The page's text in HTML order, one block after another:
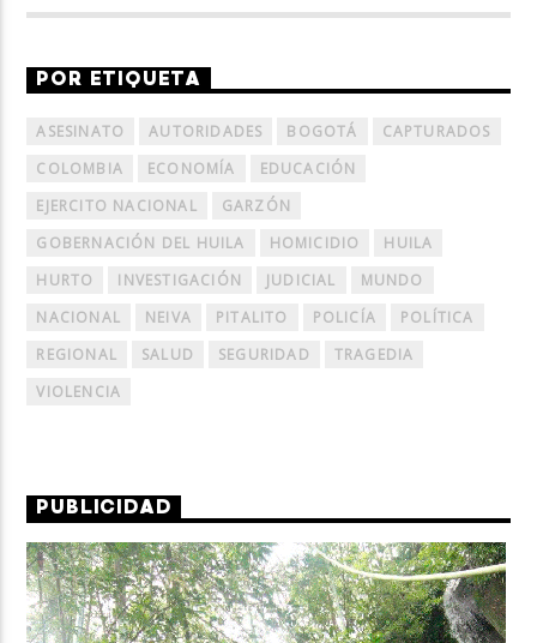
POR ETIQUETA
ASESINATO AUTORIDADES BOGOTÁ
CAPTURADOS
COLOMBIA
ECONOMÍA
EDUCACIÓN
EJERCITO NACIONAL
GARZÓN
GOBERNACIÓN DEL HUILA
HOMICIDIO
HUILA
HURTO
INVESTIGACIÓN JUDICIAL
MUNDO
NACIONAL
NEIVA PITALITO POLICÍA
POLÍTICA
REGIONAL
SALUD SEGURIDAD
TRAGEDIA
VIOLENCIA
PUBLICIDAD